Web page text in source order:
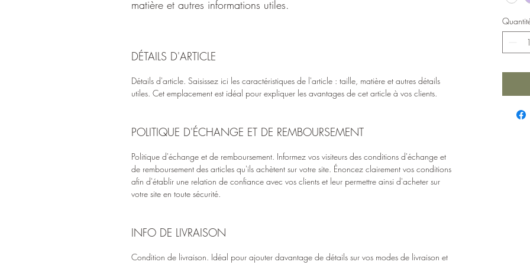
matière et autres informations utiles.
DÉTAILS D'ARTICLE
Détails d'article. Saisissez ici les caractéristiques de l'article : taille, matière et autres détails
utiles. Cet emplacement est idéal pour expliquer les avantages de cet article à vos clients.
POLITIQUE D'ÉCHANGE ET DE REMBOURSEMENT
Politique d'échange et de remboursement. Informez vos visiteurs des conditions d'échange et
de remboursement des articles qu'ils achètent sur votre site. Énoncez clairement vos conditions
afin d'établir une relation de confiance avec vos clients et leur permettre ainsi d'acheter sur
votre site en toute sécurité.
INFO DE LIVRAISON
Condition de livraison. Idéal pour ajouter davantage de détails sur vos modes de livraison et